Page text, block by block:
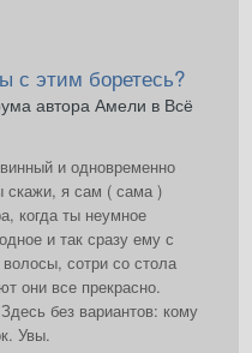
с этим боретесь?
автора Амели в Всё
и одновременно
скажи, я сам ( сама )
когда ты неумное
и так сразу ему с
сотри со стола
они все прекрасно.
без вариантов: кому
Увы.